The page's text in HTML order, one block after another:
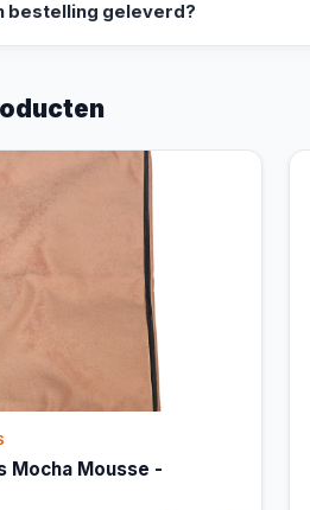
bestelling geleverd?
Mocha Mousse -